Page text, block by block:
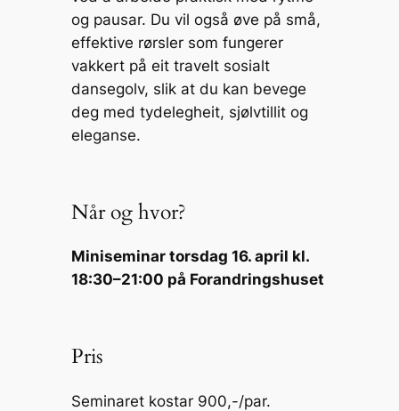
og pausar. Du vil også øve på små,
effektive rørsler som fungerer
vakkert på eit travelt sosialt
dansegolv, slik at du kan bevege
deg med tydelegheit, sjølvtillit og
eleganse.
Når og hvor?
Miniseminar torsdag 16. april kl.
18:30–21:00 på Forandringshuset
Pris
Seminaret kostar 900,-/par.